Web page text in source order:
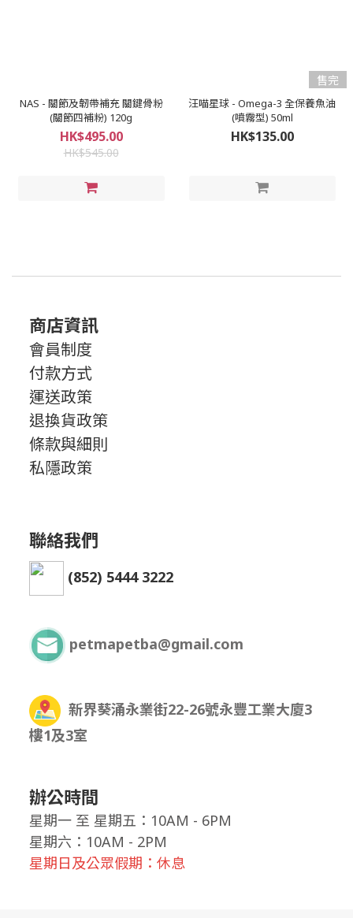
NAS - 關節及韌帶補充 關鍵骨粉
(關節四補粉) 120g
HK$495.00
HK$545.00
售完
汪喵星球 - Omega-3 全保養魚油
(噴霧型) 50ml
HK$135.00
商店資訊
會員制度
付款方式
運送政策
退換貨政策
條款與細則
私隱政策
聯絡我們
(852) 5444 3222
petmapetba@gmail.com
新界葵涌永業街22-26號永豐工業大廈3
樓1及3室
辦公時間
星期一 至 星期五：10AM - 6PM
星期六：10AM - 2PM
星期日及公眾假期：休息